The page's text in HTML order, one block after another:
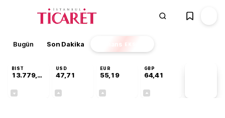
Bugün Son Dakika Finans EKSTRA
BIST
13.779,39
USD
47,71
EUR
55,19
GBP
64,41